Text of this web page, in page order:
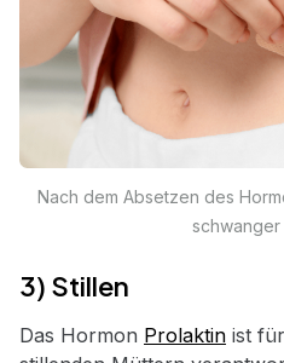
Nach dem Absetzen des
3) Stillen
Das Hormon Prolaktin ist